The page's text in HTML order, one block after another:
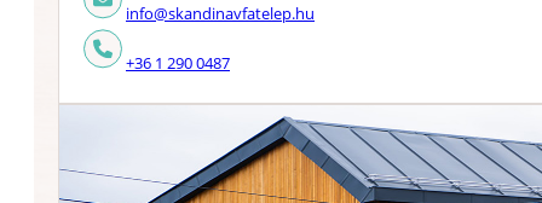
info@skandinavfatelep.hu
+36 1 290 0487